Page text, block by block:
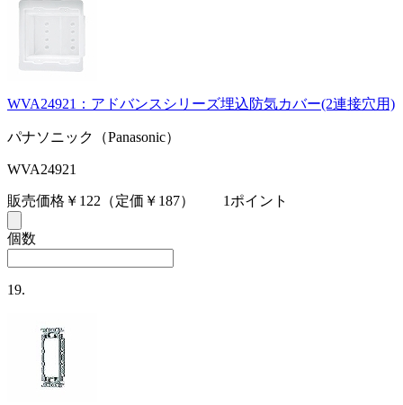
WVA24921：アドバンスシリーズ埋込防気カバー(2連接穴用)
パナソニック（Panasonic）
WVA24921
販売価格￥122 （定価￥187） 1ポイント
個数
19.